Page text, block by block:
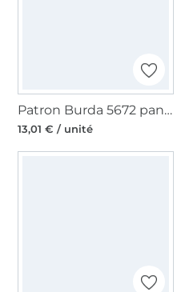
Patron Burda 5672 pantalon femme, en français
13,01 € / unité